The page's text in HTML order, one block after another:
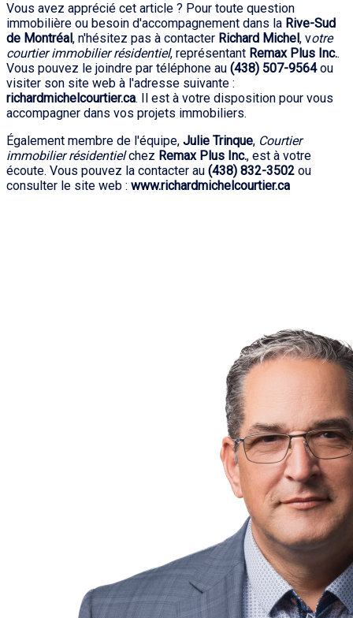
Vous avez apprécié cet article ? Pour toute question
immobilière ou besoin d'accompagnement dans la Rive-Sud
de Montréal, n'hésitez pas à contacter Richard Michel, votre
courtier immobilier résidentiel, représentant Remax Plus Inc..
Vous pouvez le joindre par téléphone au (438) 507-9564ou
visiter son site web à l'adresse suivante :
richardmichelcourtier.ca. Il est à votre disposition pour vous
accompagner dans vos projets immobiliers.
Également membre de l'équipe, Julie Trinque, Courtier
immobilier résidentielchez Remax Plus Inc., est à votre
écoute. Vous pouvez la contacter au (438) 832-3502 ou
consulter le site web : www.richardmichelcourtier.ca